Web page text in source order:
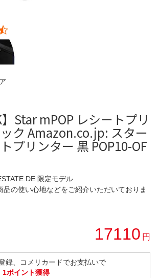
】Star mPOP レシートプリ
ク Amazon.co.jp: スター
プリンター 黒 POP10-OF
限定モデル
品の使い心地などをご紹介いただいておりま
17110 円
録、コメリカードでお支払いで
1ポイント獲得